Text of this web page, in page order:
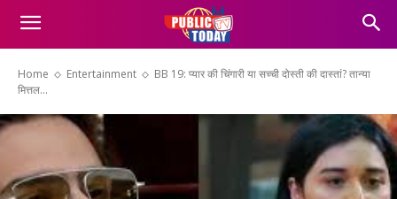
Home Entertainment
BB 19: प्यार की चिंगारी या सच्ची दोस्ती की दास्तां? तान्या
मित्तल...